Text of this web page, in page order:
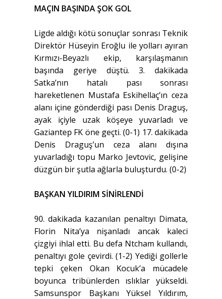
MAÇIN BAŞINDA ŞOK GOL
Ligde aldığı kötü sonuçlar sonrası Teknik
Direktör Hüseyin Eroğlu ile yolları ayıran
Kırmızı-Beyazlı ekip, karşılaşmanın
başında geriye düştü. 3. dakikada
Satka’nın hatalı pası sonrası
hareketlenen Mustafa Eskihellaç’ın ceza
alanı içine gönderdiği pası Denis Draguş,
ayak içiyle uzak köşeye yuvarladı ve
Gaziantep FK öne geçti. (0-1) 17. dakikada
Denis Draguş’un ceza alanı dışına
yuvarladığı topu Marko Jevtovic, gelişine
düzgün bir şutla ağlarla buluşturdu. (0-2)
BAŞKAN YILDIRIM SİNİRLENDİ
90. dakikada kazanılan penaltıyı Dimata,
Florin Nita’ya nişanladı ancak kaleci
çizgiyi ihlal etti. Bu defa Ntcham kullandı,
penaltıyı gole çevirdi. (1-2) Yediği gollerle
tepki çeken Okan Kocuk’a mücadele
boyunca tribünlerden ıslıklar yükseldi.
Samsunspor Başkanı Yüksel Yıldırım,